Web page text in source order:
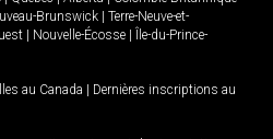
Brunswick
Terre-Neuve-et-
Nouvelle-Écosse
Île-du-Prince-
au Canada
Dernières inscriptions au